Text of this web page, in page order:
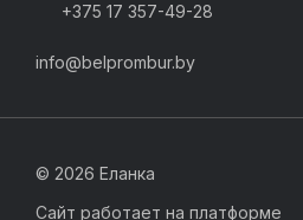
+375 17 357-49-28
info@belprombur.by
© 2026 Еланка
Сайт работает на платформе